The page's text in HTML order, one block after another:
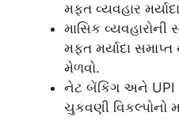
મફત વ્યવહાર
માસિક
મફત મર્યાદા
મેળવો.
નેટ બેંકિંગ અને UPI
ચુકવણી વિકલ્પોનો